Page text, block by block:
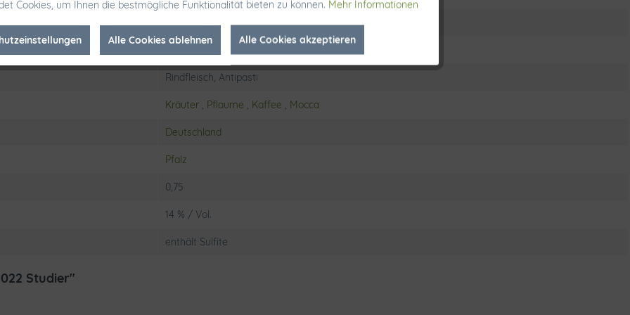
Schraubverschluß
Rindfleisch, Antipasti
Kräuter , Pflaume , Kaffee , Mocca
Deutschland
Pfalz
0,75
14 % / Vol.
enthält Sulfite
Studier"
Aktiv
Inaktiv
Cookies, um Ihnen die bestmögliche Funktionalität bieten zu können. Mehr Informationen
Alle Cookies ablehnen Alle Cookies akzeptieren